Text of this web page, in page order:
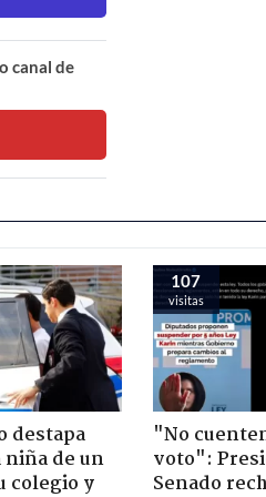
canal de
destapa
niña de un
colegio y
107
visitas
"No
voto":
Senado